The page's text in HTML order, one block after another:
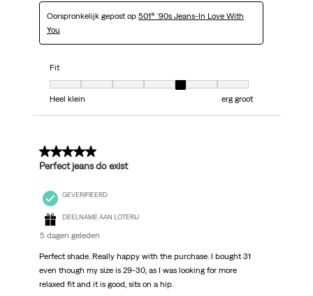
Oorspronkelijk gepost op 501® '90s Jeans-In Love With
You
Fit
Fit, 5 van 7, waarbij 1 gelijk is aan Heel klein en 7 gelijk is aan erg groot
Heel klein
erg groot
5 van 5 sterren.
Perfect jeans do exist
GEVERIFIEERD
DEELNAME AAN LOTERIJ
5 dagen geleden
Perfect shade. Really happy with the purchase. I bought 31
even though my size is 29-30, as I was looking for more
relaxed fit and it is good, sits on a hip.